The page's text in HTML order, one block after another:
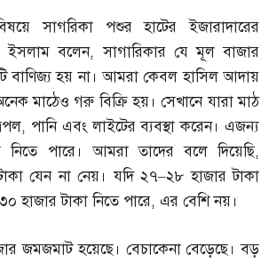
সাগরিকা পশুর হাটের ইজারাদারের
ইসলাম বলেন,সাগারিকার যে মূল বাজার
বাণিজ্য হয় না। আমরা কেবল হাসিল আদায়
মাঠেও গরু বিক্রি হয়। সেখানে যারা মাঠ
, পানি এবং লাইটের ব্যবস্থা করেন। এজন্য
পারে। আমরা তাদের বলে দিয়েছি,
যেন না নেয়। যদি ২৭–২৮ হাজার টাকা
হাজার টাকা নিতে পারে, এর বেশি নয়।
জমজমাট হয়েছে। বেচাকেনা বেড়েছে। বড়